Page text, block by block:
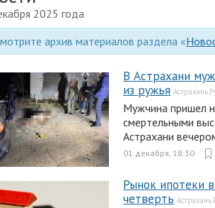
2025 года
архив материалов раздела «
В Астрахани
из ружья
Мужчина пришел
смертельными
Астрахани
01 декабря, 18:30
Рынок ипотеки
четверть